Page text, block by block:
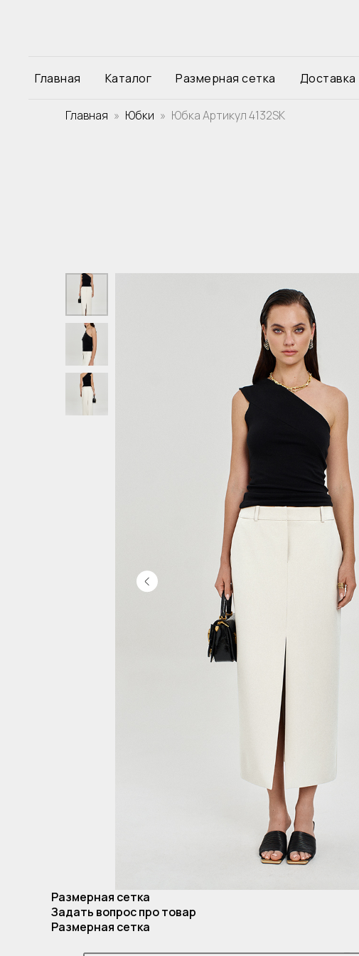
Главная Каталог Размерная сетка Доставка
Главная Юбки Юбка Артикул 4132SK
Размерная сетка
Задать вопрос про товар
Размерная сетка